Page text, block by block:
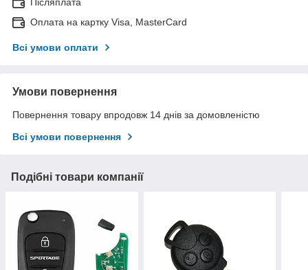
Післяплата
Оплата на картку Visa, MasterCard
Всі умови оплати
Умови повернення
Повернення товару впродовж 14 днів за домовленістю
Всі умови повернення
Подібні товари компанії